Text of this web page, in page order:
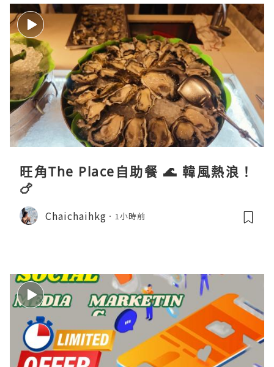
旺角The Place自助餐 🌊 韓風熱浪！
🍗
Chaichaihkg 1小時前